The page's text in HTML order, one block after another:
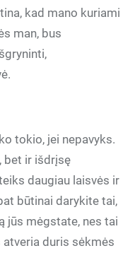
kad mano kuriami
man, bus
tokio, jei nepavyks.
bet ir išdrįsę
daugiau laisvės ir
būtinai darykite tai,
jūs mėgstate, nes tai
atveria duris sėkmės